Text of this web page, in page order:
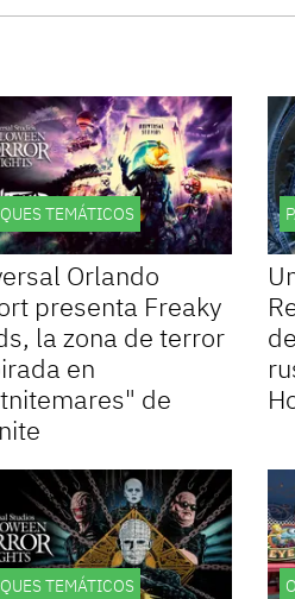
TEMÁTICOS
Orlando
presenta Freaky
la zona de terror
en
de
TEMÁTICOS